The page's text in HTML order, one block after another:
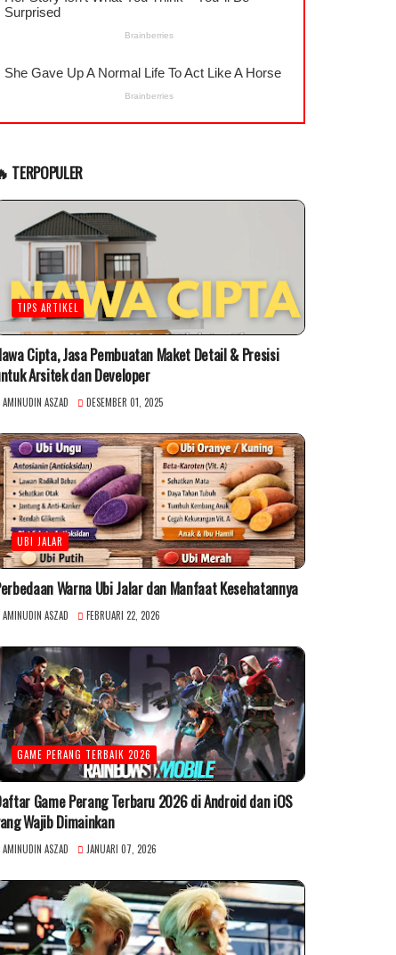
TERPOPULER
TIPS ARTIKEL
Cipta, Jasa Pembuatan Maket Detail & Presisi
Arsitek dan Developer
AMINUDIN ASZAD DESEMBER 01, 2025
UBI JALAR
Warna Ubi Jalar dan Manfaat Kesehatannya
AMINUDIN ASZAD FEBRUARI 22, 2026
GAME PERANG TERBAIK 2026
Game Perang Terbaru 2026 di Android dan iOS
Wajib Dimainkan
AMINUDIN ASZAD JANUARI 07, 2026